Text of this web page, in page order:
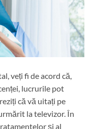
veți fi de acord că,
lucrurile pot
că vă uitați pe
la televizor. În
și al